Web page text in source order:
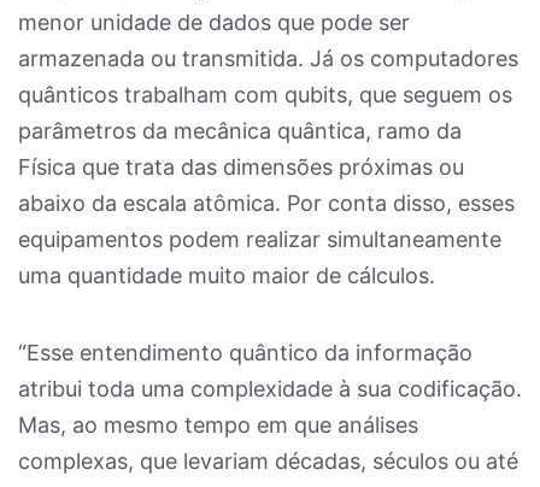
menor unidade de dados que pode ser
armazenada ou transmitida. Já os computadores
quânticos trabalham com qubits, que seguem os
parâmetros da mecânica quântica, ramo da
Física que trata das dimensões próximas ou
abaixo da escala atômica. Por conta disso, esses
equipamentos podem realizar simultaneamente
uma quantidade muito maior de cálculos.
“Esse entendimento quântico da informação
atribui toda uma complexidade à sua codificação.
Mas, ao mesmo tempo em que análises
complexas, que levariam décadas, séculos ou até